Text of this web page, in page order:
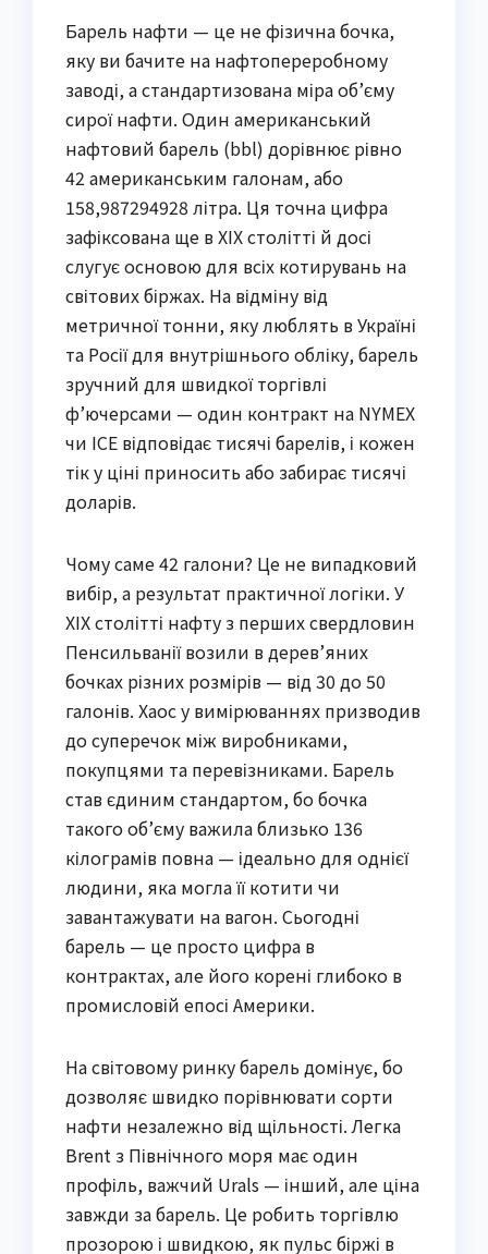
Барель нафти — це не фізична бочка,
яку ви бачите на нафтопереробному
заводі, а стандартизована міра об’єму
сирої нафти. Один американський
нафтовий барель (bbl) дорівнює рівно
42 американським галонам, або
158,987294928 літра. Ця точна цифра
зафіксована ще в XIX столітті й досі
слугує основою для всіх котирувань на
світових біржах. На відміну від
метричної тонни, яку люблять в Україні
та Росії для внутрішнього обліку, барель
зручний для швидкої торгівлі
ф’ючерсами — один контракт на NYMEX
чи ICE відповідає тисячі барелів, і кожен
тік у ціні приносить або забирає тисячі
доларів.
Чому саме 42 галони? Це не випадковий
вибір, а результат практичної логіки. У
XIX столітті нафту з перших свердловин
Пенсильванії возили в дерев’яних
бочках різних розмірів — від 30 до 50
галонів. Хаос у вимірюваннях призводив
до суперечок між виробниками,
покупцями та перевізниками. Барель
став єдиним стандартом, бо бочка
такого об’єму важила близько 136
кілограмів повна — ідеально для однієї
людини, яка могла її котити чи
завантажувати на вагон. Сьогодні
барель — це просто цифра в
контрактах, але його корені глибоко в
промисловій епосі Америки.
На світовому ринку барель домінує, бо
дозволяє швидко порівнювати сорти
нафти незалежно від щільності. Легка
Brent з Північного моря має один
профіль, важчий Urals — інший, але ціна
завжди за барель. Це робить торгівлю
прозорою і швидкою, як пульс біржі в